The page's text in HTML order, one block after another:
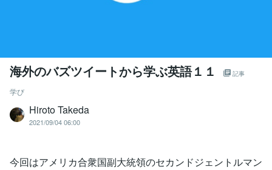
海外のバズツイートから学ぶ英語１１ 記事
学び
Hiroto Takeda
2021/09/04 06:00
今回はアメリカ合衆国副大統領のセカンドジェントルマン